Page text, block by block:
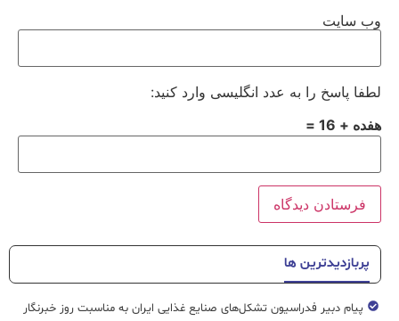
وب‌ سایت
لطفا پاسخ را به عدد انگلیسی وارد کنید:
هفده + 16 =
پربازدیدترین ها
پیام دبیر فدراسیون تشکل‌های صنایع غذایی ایران به مناسبت روز خبرنگار